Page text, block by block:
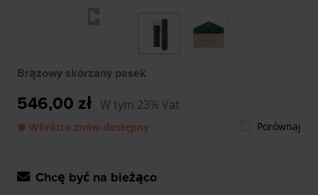
Brązowy skórzany pasek
546,00 zł W tym 23% Vat
● Wkrótce znów dostępny Porównaj
Chcę być na bieżąco